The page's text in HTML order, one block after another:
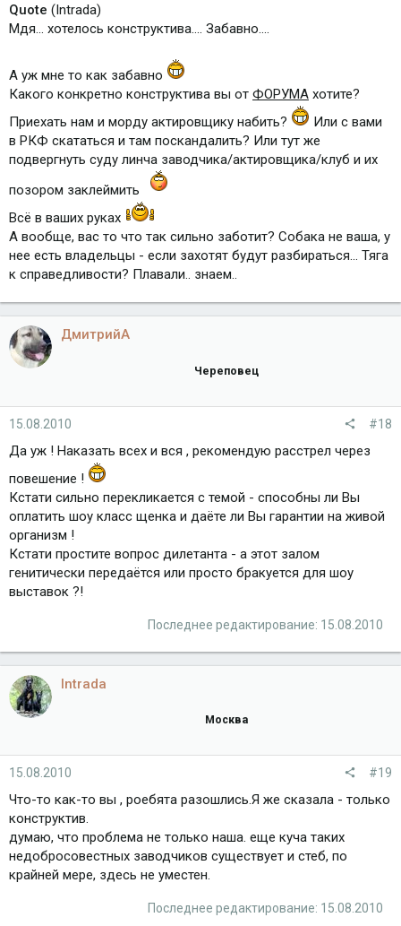
Quote (Intrada)
Мдя... хотелось конструктива.... Забавно....
А уж мне то как забавно
Какого конкретно конструктива вы от ФОРУМА хотите?
Приехать нам и морду актировщику набить?
Или с вами
в РКФ скататься и там поскандалить? Или тут же
подвергнуть суду линча заводчика/актировщика/клуб и их
позором заклеймить
Всё в ваших руках
А вообще, вас то что так сильно заботит? Собака не ваша, у
нее есть владельцы - если захотят будут разбираться... Тяга
к справедливости? Плавали.. знаем..
ДмитрийА
Череповец
15.08.2010 #18
Да уж ! Наказать всех и вся , рекомендую расстрел через
повешение !
Кстати сильно перекликается с темой - способны ли Вы
оплатить шоу класс щенка и даёте ли Вы гарантии на живой
организм !
Кстати простите вопрос дилетанта - а этот залом
генитически передаётся или просто бракуется для шоу
выставок ?!
Последнее редактирование: 15.08.2010
Intrada
Москва
15.08.2010 #19
Что-то как-то вы , роебята разошлись.Я же сказала - только
конструктив.
думаю, что проблема не только наша. еще куча таких
недобросовестных заводчиков существует и стеб, по
крайней мере, здесь не уместен.
Последнее редактирование: 15.08.2010